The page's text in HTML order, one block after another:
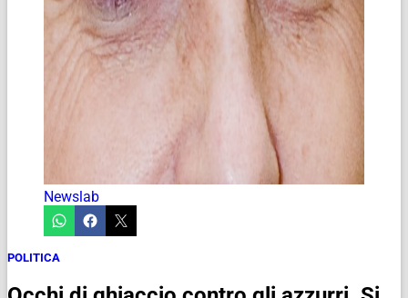
Newslab
POLITICA